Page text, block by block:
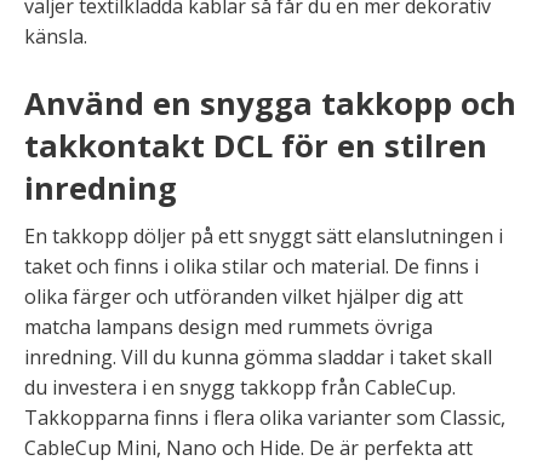
väljer textilklädda kablar så får du en mer dekorativ
känsla.
Använd en snygga takkopp och
takkontakt DCL för en stilren
inredning
En takkopp döljer på ett snyggt sätt elanslutningen i
taket och finns i olika stilar och material. De finns i
olika färger och utföranden vilket hjälper dig att
matcha lampans design med rummets övriga
inredning. Vill du kunna gömma sladdar i taket skall
du investera i en snygg takkopp från CableCup.
Takkopparna finns i flera olika varianter som Classic,
CableCup Mini, Nano och Hide. De är perfekta att